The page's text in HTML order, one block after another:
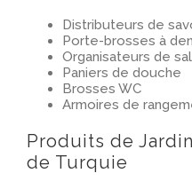
Distributeurs de
Porte-brosses à
Organisateurs de
Paniers de douche
Brosses WC
Armoires de
Produits de
de Turquie